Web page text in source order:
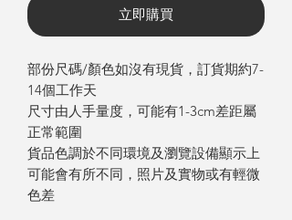
立即購買
部份尺碼/顏色如沒有現貨，訂貨期約7-
14個工作天
尺寸由人手量度，可能有1-3cm差距屬
正常範圍
貨品色調於不同環境及瀏覽設備顯示上
可能會有所不同，照片及實物或有輕微
色差